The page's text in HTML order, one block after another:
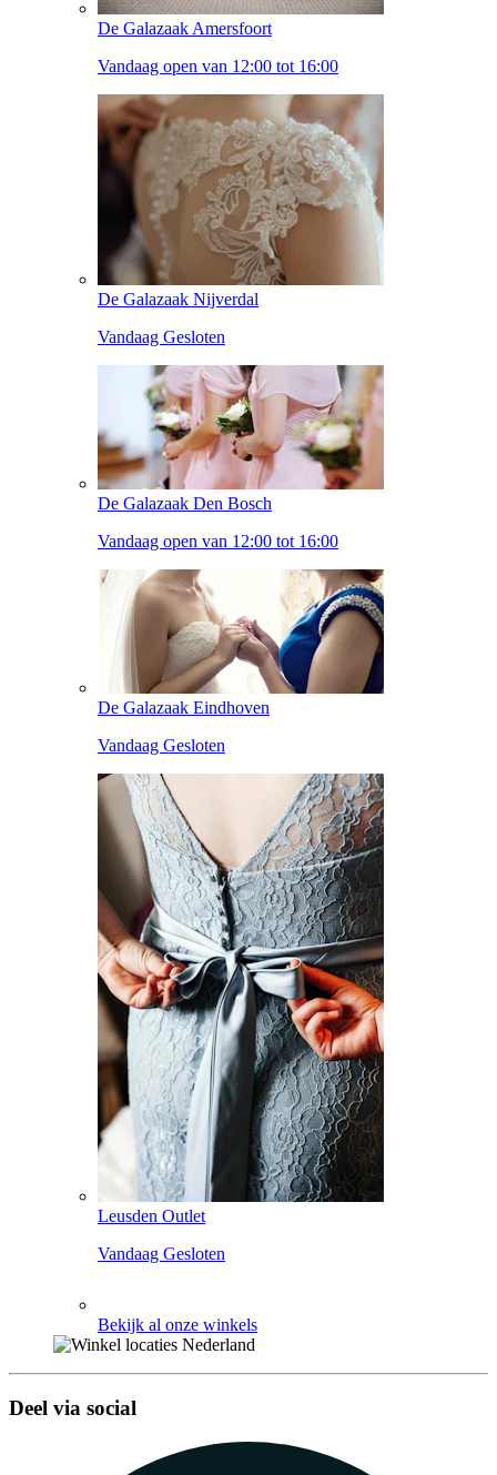
De Galazaak Amersfoort
Vandaag open van 12:00 tot 16:00
De Galazaak Nijverdal
Vandaag Gesloten
De Galazaak Den Bosch
Vandaag open van 12:00 tot 16:00
De Galazaak Eindhoven
Vandaag Gesloten
Leusden Outlet
Vandaag Gesloten
Bekijk al onze winkels
Deel via social